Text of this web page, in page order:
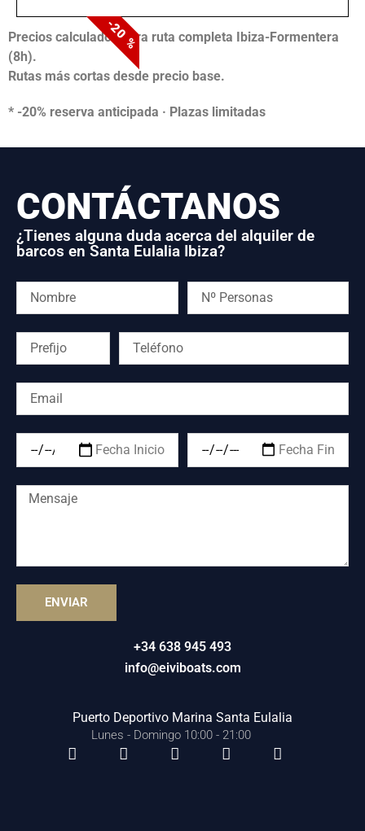
-20 %
Precios calculados para ruta completa Ibiza-Formentera
(8h).
Rutas más cortas desde precio base.
* -20% reserva anticipada · Plazas limitadas
CONTÁCTANOS
¿Tienes alguna duda acerca del alquiler de
barcos en Santa Eulalia Ibiza?
ENVIAR
+34 638 945 493
info@eiviboats.com
Puerto Deportivo Marina Santa Eulalia
Lunes - Domingo 10:00 - 21:00